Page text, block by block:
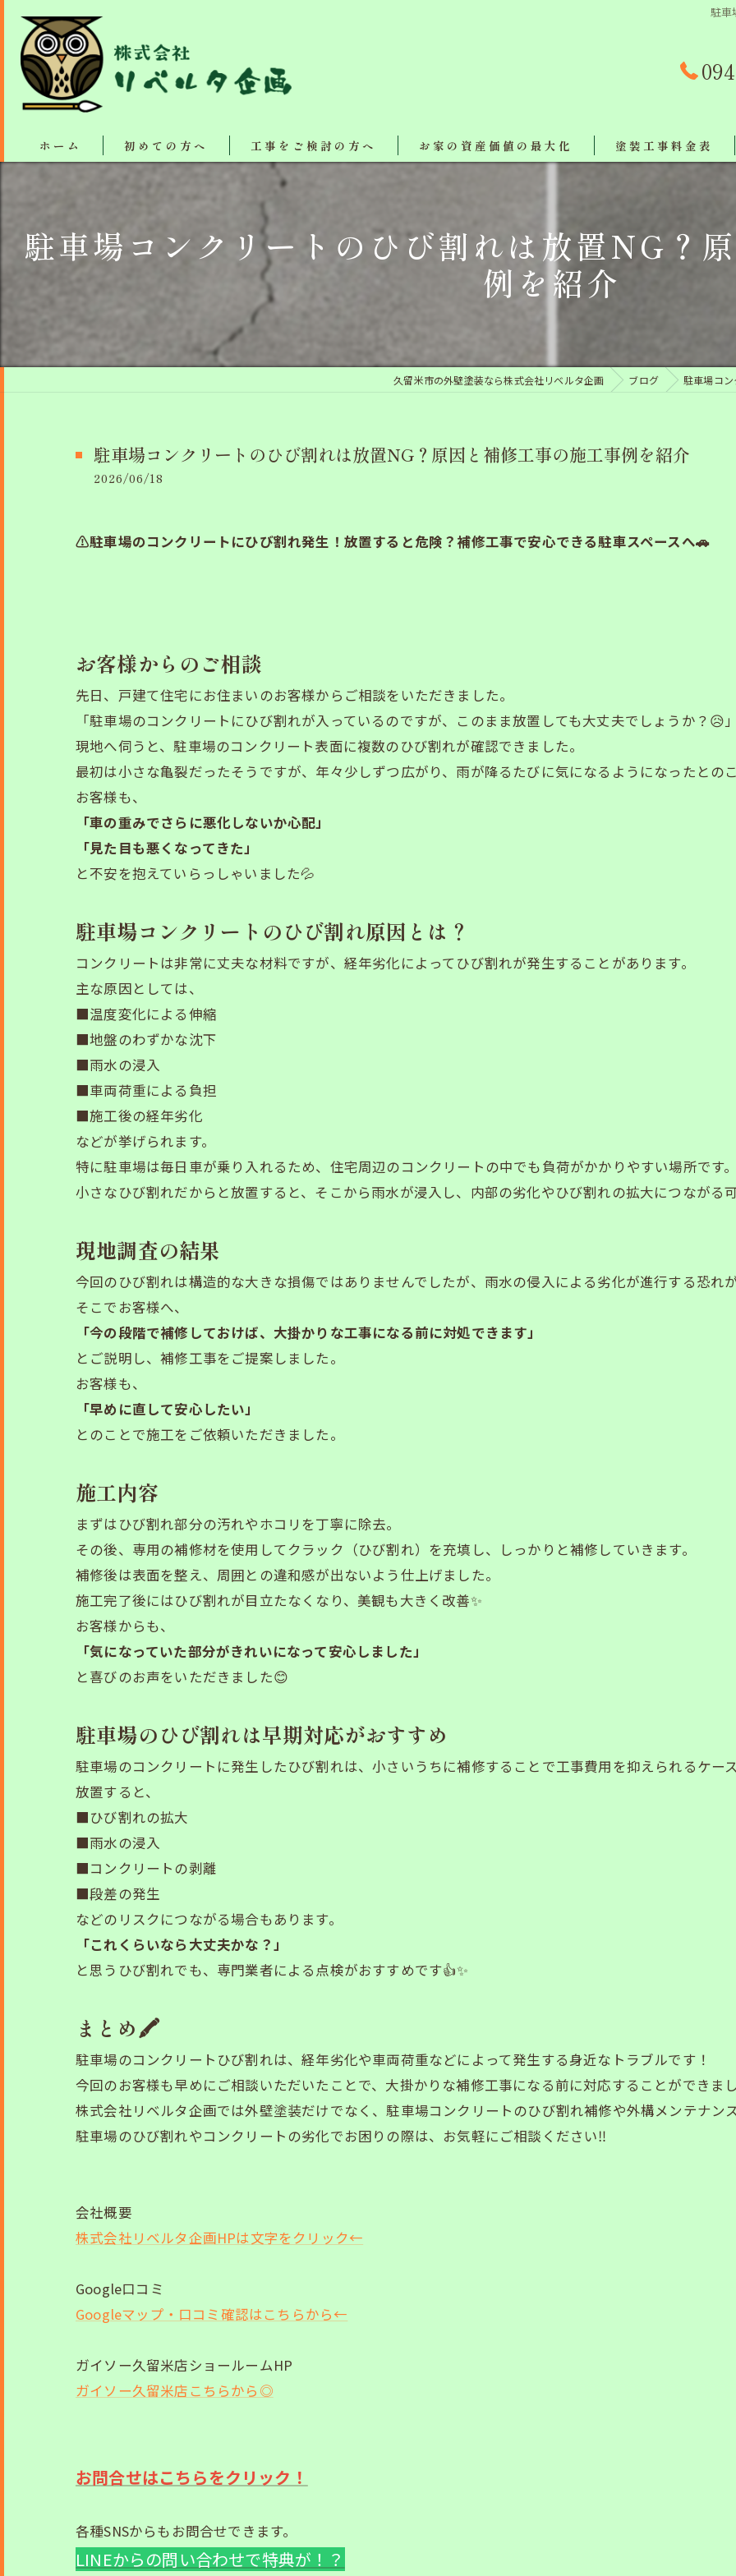
駐車
ホーム 初めての方へ 工事をご検討の方へ
断熱、防音、結露防止対策
屋根カバー工法
お家の資産価値の最大化 塗装工事料金表
駐車場コンクリートのひび割れは放置NG？
例を紹介
久留米市の外壁塗装なら株式会社リベルタ企画 ブログ 駐車場コ
駐車場コンクリートのひび割れは放置NG？原因と補修工事の施工事例を紹介
2026/06/18
⚠️駐車場のコンクリートにひび割れ発生！放置すると危険？補修工事で安心できる駐車スペースへ🚗
お客様からのご相談
先日、戸建て住宅にお住まいのお客様からご相談をいただきました。
「駐車場のコンクリートにひび割れが入っているのですが、このまま放置しても大丈夫でしょうか？😥」
現地へ伺うと、駐車場のコンクリート表面に複数のひび割れが確認できました。
最初は小さな亀裂だったそうですが、年々少しずつ広がり、雨が降るたびに気になるようになったとのこ
お客様も、
「車の重みでさらに悪化しないか心配」
「見た目も悪くなってきた」
と不安を抱えていらっしゃいました💦
駐車場コンクリートのひび割れ原因とは？
コンクリートは非常に丈夫な材料ですが、経年劣化によってひび割れが発生することがあります。
主な原因としては、
■温度変化による伸縮
■地盤のわずかな沈下
■雨水の浸入
■車両荷重による負担
■施工後の経年劣化
などが挙げられます。
特に駐車場は毎日車が乗り入れるため、住宅周辺のコンクリートの中でも負荷がかかりやすい場所です。
小さなひび割れだからと放置すると、そこから雨水が浸入し、内部の劣化やひび割れの拡大につながる
現地調査の結果
今回のひび割れは構造的な大きな損傷ではありませんでしたが、雨水の侵入による劣化が進行する恐れが
そこでお客様へ、
「今の段階で補修しておけば、大掛かりな工事になる前に対処できます」
とご説明し、補修工事をご提案しました。
お客様も、
「早めに直して安心したい」
とのことで施工をご依頼いただきました。
施工内容
まずはひび割れ部分の汚れやホコリを丁寧に除去。
その後、専用の補修材を使用してクラック（ひび割れ）を充填し、しっかりと補修していきます。
補修後は表面を整え、周囲との違和感が出ないよう仕上げました。
施工完了後にはひび割れが目立たなくなり、美観も大きく改善✨
お客様からも、
「気になっていた部分がきれいになって安心しました」
と喜びのお声をいただきました😊
駐車場のひび割れは早期対応がおすすめ
駐車場のコンクリートに発生したひび割れは、小さいうちに補修することで工事費用を抑えられるケース
放置すると、
■ひび割れの拡大
■雨水の浸入
■コンクリートの剥離
■段差の発生
などのリスクにつながる場合もあります。
「これくらいなら大丈夫かな？」
と思うひび割れでも、専門業者による点検がおすすめです👍✨
まとめ🖍️
駐車場のコンクリートひび割れは、経年劣化や車両荷重などによって発生する身近なトラブルです！
今回のお客様も早めにご相談いただいたことで、大掛かりな補修工事になる前に対応することができまし
株式会社リベルタ企画では外壁塗装だけでなく、駐車場コンクリートのひび割れ補修や外構メンテナン
駐車場のひび割れやコンクリートの劣化でお困りの際は、お気軽にご相談ください‼
会社概要
株式会社リベルタ企画HPは文字をクリック←
Google口コミ
Googleマップ・口コミ確認はこちらから←
ガイソー久留米店ショールームHP
ガイソー久留米店こちらから◎
お問合せはこちらをクリック！
各種SNSからもお問合せできます。
LINEからの問い合わせで特典が！？